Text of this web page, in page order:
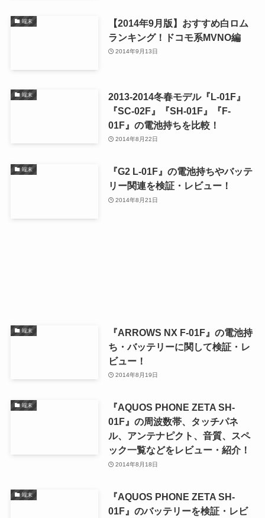
端末
【2014年9月版】おすすめ白ロム
ランキング！ドコモ系MVNO編
2014年9月13日
端末
2013-2014冬春モデル『L-01F』
『SC-02F』『SH-01F』『F-
01F』の電池持ちを比較！
2014年8月22日
端末
『G2 L-01F』の電池持ちやバッテ
リー関連を検証・レビュー！
2014年8月21日
端末
『ARROWS NX F-01F』の電池持
ち・バッテリーに関して検証・レ
ビュー！
2014年8月19日
端末
『AQUOS PHONE ZETA SH-
01F』の周波数帯、タッチパネ
ル、アンテナピクト、音質、スペ
ック一覧などをレビュー・紹介！
2014年8月18日
端末
『AQUOS PHONE ZETA SH-
01F』のバッテリーを検証・レビ